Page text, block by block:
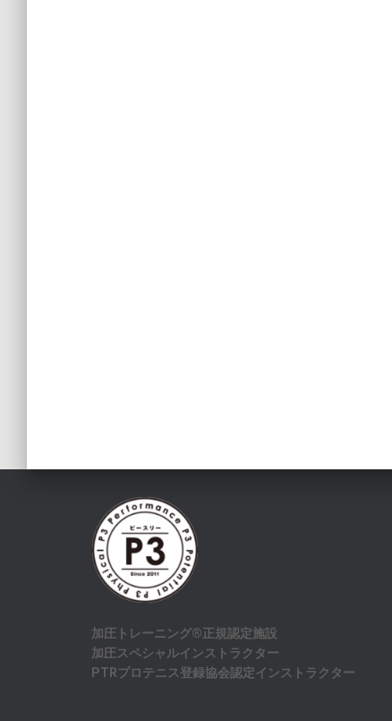
加圧トレーニング®正規認定施設
加圧スペシャルインストラクター
PTRプロテニス登録協会認定インストラクター